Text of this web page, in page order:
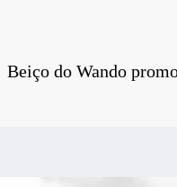
Beiço do Wando